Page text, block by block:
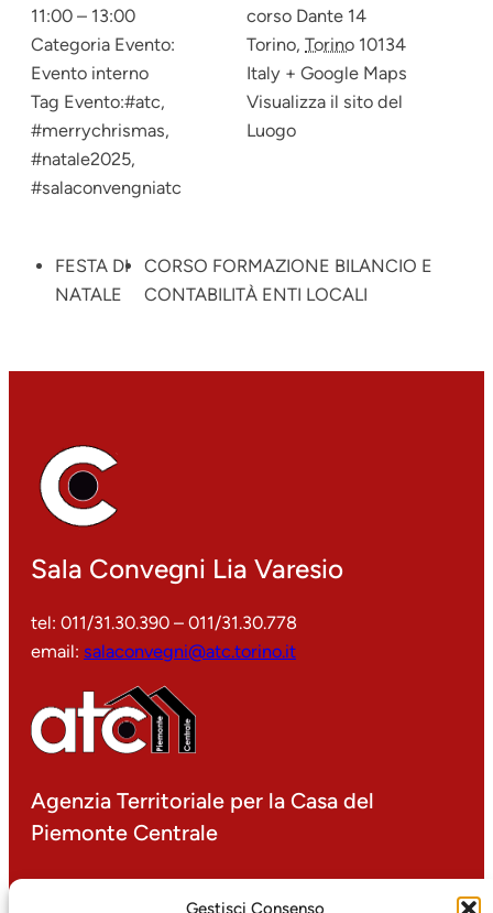
Gestisci Consenso
11:00 – 13:00
Categoria Evento:
Evento interno
Tag Evento:#atc,
#merrychrismas,
#natale2025,
#salaconvengniatc
corso Dante 14
Torino, Torino 10134
Italy + Google Maps
Visualizza il sito del
Luogo
FESTA DI
NATALE
CORSO FORMAZIONE BILANCIO E
CONTABILITÀ ENTI LOCALI
Sala Convegni Lia Varesio
tel: 011/31.30.390 – 011/31.30.778
email: salaconvegni@atc.torino.it
Agenzia Territoriale per la Casa del
Piemonte Centrale